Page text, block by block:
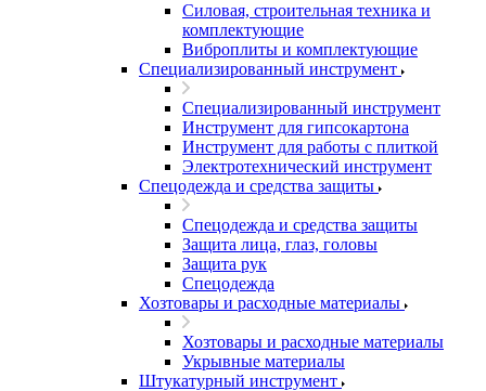
Силовая, строительная техника и
комплектующие
Виброплиты и комплектующие
Специализированный инструмент
Специализированный инструмент
Инструмент для гипсокартона
Инструмент для работы с плиткой
Электротехнический инструмент
Спецодежда и средства защиты
Спецодежда и средства защиты
Защита лица, глаз, головы
Защита рук
Спецодежда
Хозтовары и расходные материалы
Хозтовары и расходные материалы
Укрывные материалы
Штукатурный инструмент